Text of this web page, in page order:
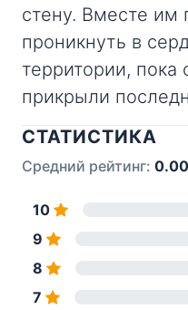
стену. Вместе им
проникнуть в
территории, пока
прикрыли
СТАТИСТИКА
Средний рейтинг: 0.00
10
9
8
7